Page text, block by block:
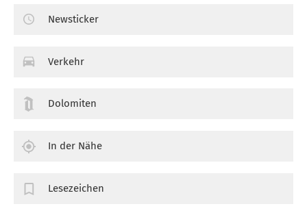
Newsticker
Verkehr
Dolomiten
In der Nähe
Lesezeichen